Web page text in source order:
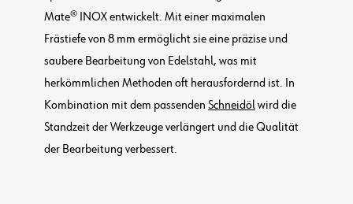
Mate® INOX entwickelt. Mit einer maximalen
Frästiefe von 8 mm ermöglicht sie eine präzise und
saubere Bearbeitung von Edelstahl, was mit
herkömmlichen Methoden oft herausfordernd ist. In
Kombination mit dem passenden Schneidölwird die
Standzeit der Werkzeuge verlängert und die Qualität
der Bearbeitung verbessert.